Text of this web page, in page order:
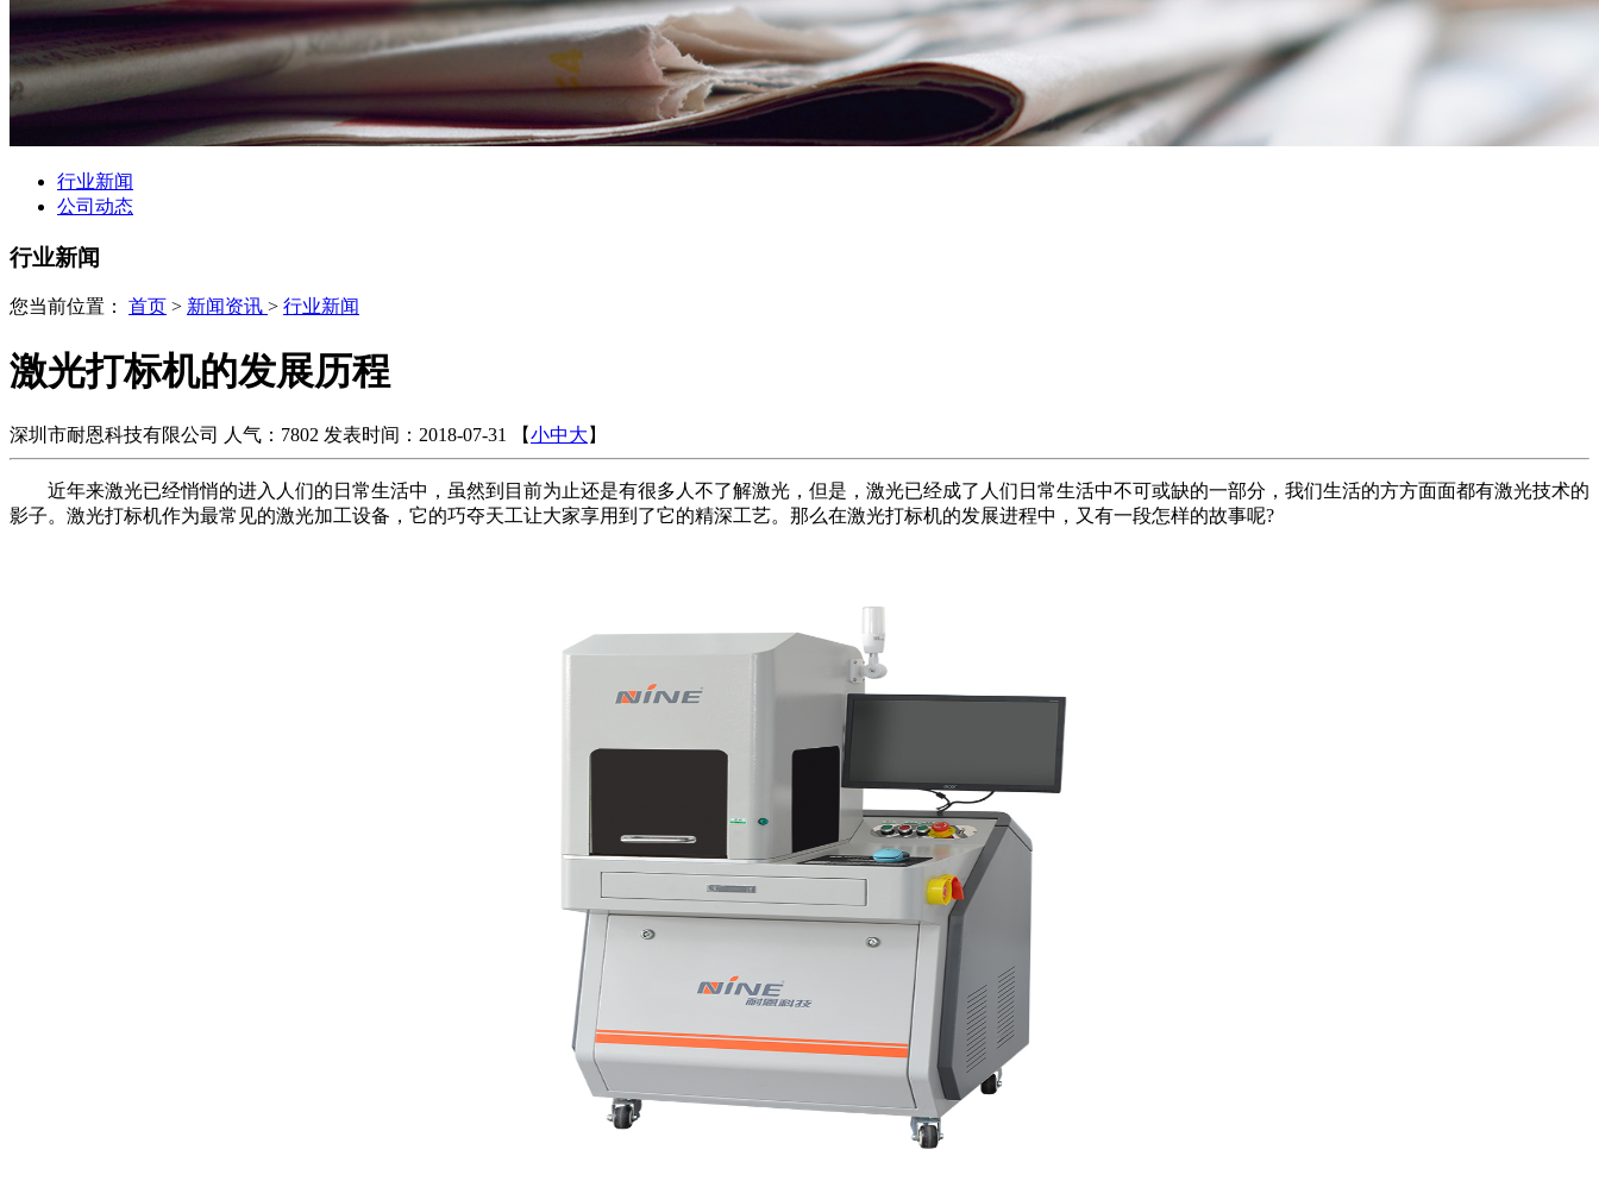
行业新闻
公司动态
行业新闻
您当前位置： 首页 > 新闻资讯 > 行业新闻
激光打标机的发展历程
深圳市耐恩科技有限公司 人气：7802 发表时间：2018-07-31 【小中大 】
近年来激光已经悄悄的进入人们的日常生活中， 虽然到目前为止还是有很多人不了解激光，但是，激光已经成了人们日常生活中不可或缺的一部分，我们生活的方方面面都有激光技术的
影子。激光打标机作为最常见的激光加工设备，它的巧夺天工让大家享用到了它的精深工艺。那么在激光打标机的发展进程中，又有一段怎样的故事呢?